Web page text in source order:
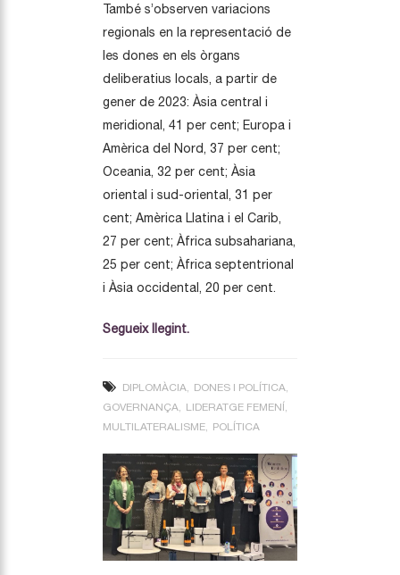
També s’observen variacions
regionals en la representació de
les dones en els òrgans
deliberatius locals, a partir de
gener de 2023: Àsia central i
meridional, 41 per cent; Europa i
Amèrica del Nord, 37 per cent;
Oceania, 32 per cent; Àsia
oriental i sud-oriental, 31 per
cent; Amèrica Llatina i el Carib,
27 per cent; Àfrica subsahariana,
25 per cent; Àfrica septentrional
i Àsia occidental, 20 per cent.
Segueix llegint.
DIPLOMÀCIA
DONES I POLÍTICA
GOVERNANÇA
LIDERATGE FEMENÍ
MULTILATERALISME
POLÍTICA